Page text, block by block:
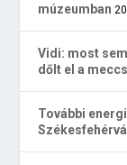
múzeumban
Vidi: most
dőlt el a meccs
További